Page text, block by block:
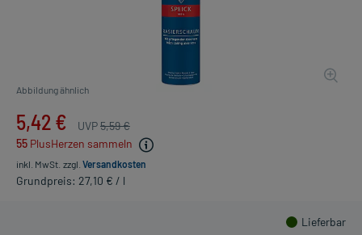
Abbildung ähnlich
5,42 € UVP5,59 €
55 PlusHerzen sammeln
inkl. MwSt. zzgl. Versandkosten
Grundpreis: 27,10 € / l
Lieferbar